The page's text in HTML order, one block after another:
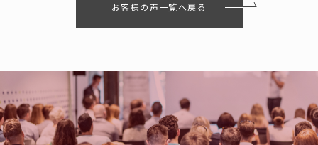
お客様の声一覧へ戻る